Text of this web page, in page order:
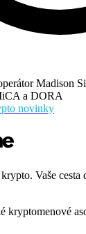
Madison
a DORA
novinky
Vaše cesta
kryptomenové